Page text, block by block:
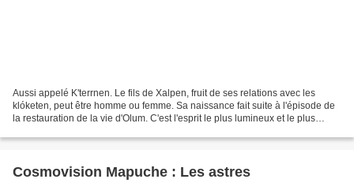
Aussi appelé K'terrnen. Le fils de Xalpen, fruit de ses relations avec les
klóketen, peut être homme ou femme. Sa naissance fait suite à l'épisode de
la restauration de la vie d'Olum. C'est l'esprit le plus lumineux et le plus
Cosmovision Mapuche : Les astres